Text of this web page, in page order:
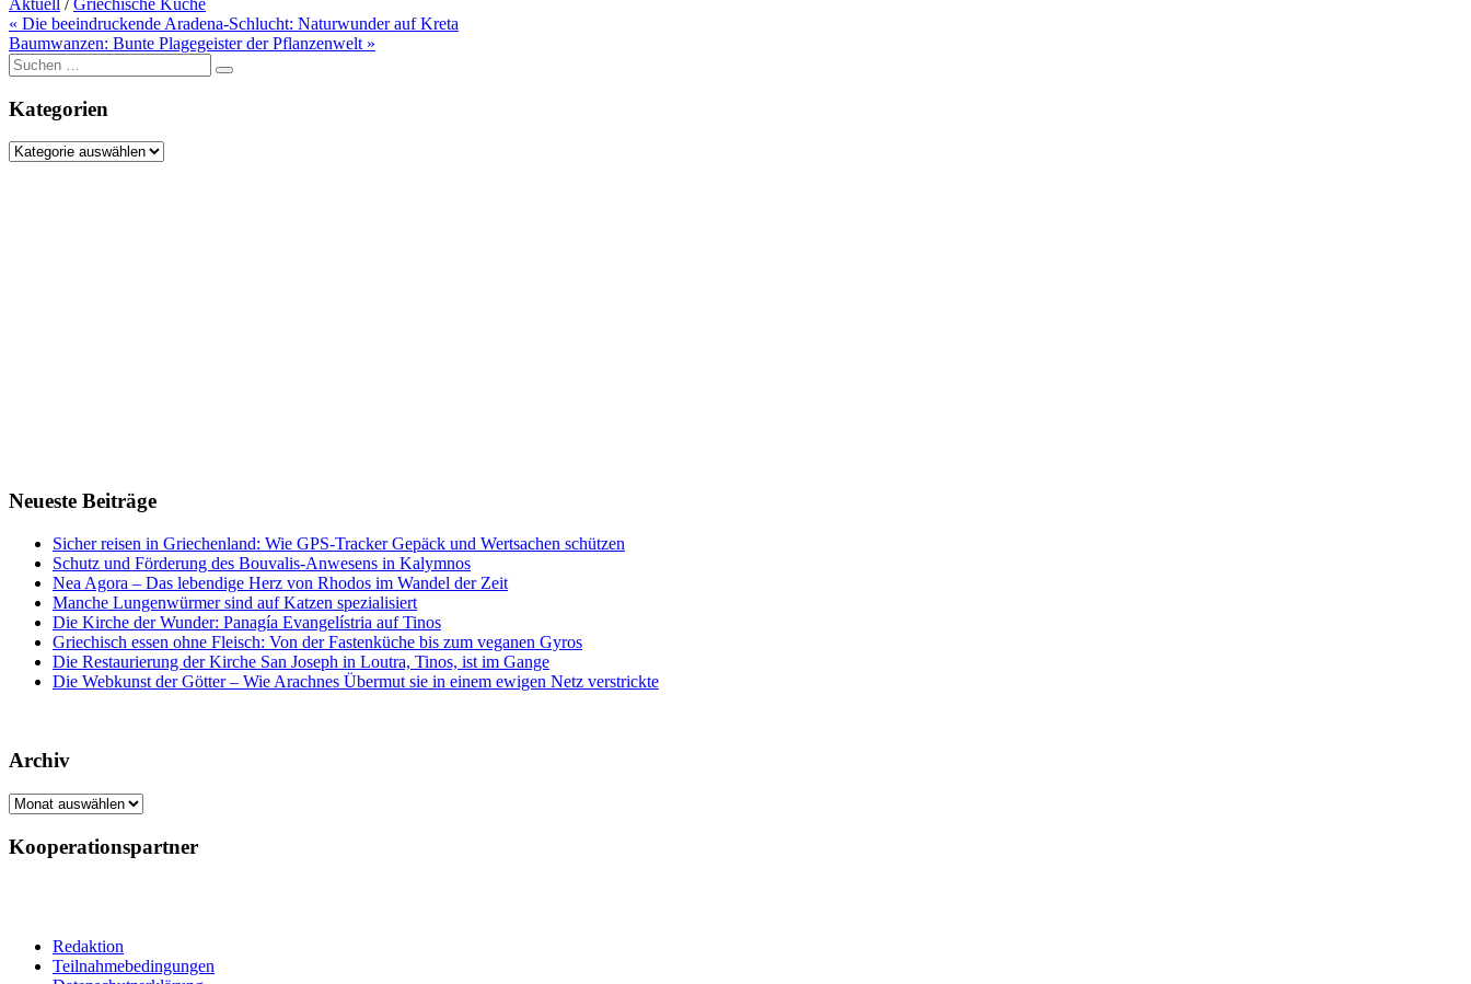
Beitragsnavigation
« Die beeindruckende Aradena-Schlucht: Naturwunder auf Kreta
Baumwanzen: Bunte Plagegeister der Pflanzenwelt »
Suche
nach:
Kategorien
Kategorien
Neueste Beiträge
Sicher reisen in Griechenland: Wie GPS-Tracker Gepäck und Wertsachen schützen
Schutz und Förderung des Bouvalis-Anwesens in Kalymnos
Nea Agora – Das lebendige Herz von Rhodos im Wandel der Zeit
Manche Lungenwürmer sind auf Katzen spezialisiert
Die Kirche der Wunder: Panagía Evangelístria auf Tinos
Griechisch essen ohne Fleisch: Von der Fastenküche bis zum veganen Gyros
Die Restaurierung der Kirche San Joseph in Loutra, Tinos, ist im Gange
Die Webkunst der Götter – Wie Arachnes Übermut sie in einem ewigen Netz verstrickte
Archiv
Archiv
Kooperationspartner
Redaktion
Teilnahmebedingungen